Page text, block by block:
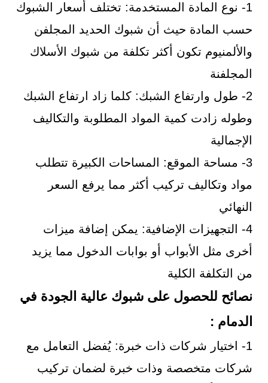
1- نوع المادة المستخدمة: تختلف أسعار الشبوك
حسب المادة حيث أن شبوك الحديد المجلفن
والألمنيوم تكون أكثر تكلفة من شبوك الأسلاك
المجلفنة
2- طول وارتفاع الشبك: كلما زاد ارتفاع الشبك
وطوله زادت كمية المواد المطلوبة والتكاليف
الإجمالية
3- مساحة الموقع: المساحات الكبيرة تتطلب
مواد وتكاليف تركيب أكثر مما يرفع السعر
النهائي
4- التجهيزات الإضافية: يمكن إضافة ميزات
أخرى مثل الأبواب أو بوابات الدخول مما يزيد
من التكلفة الكلية
نصائح للحصول على شبوك عالية الجودة في
الدمام :
1- اختيار شركات ذات خبرة: يُفضل التعامل مع
شركات متخصصة وذات خبرة لضمان تركيب